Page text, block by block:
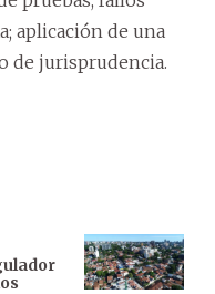
aplicación de una
de jurisprudencia.